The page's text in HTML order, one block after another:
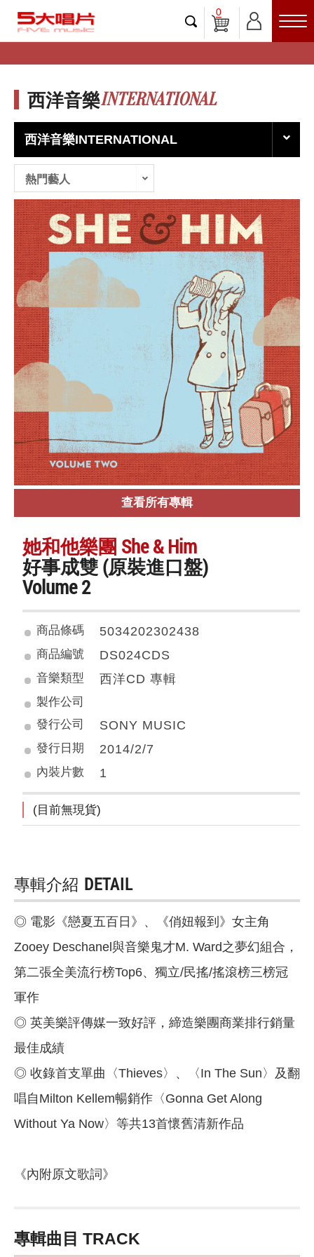
0
西洋音樂INTERNATIONAL
西洋音樂INTERNATIONAL
熱門藝人
查看所有專輯
她和他樂團 She & Him
好事成雙 (原裝進口盤)
Volume 2
商品條碼 5034202302438
商品編號 DS024CDS
音樂類型 西洋CD 專輯
製作公司
發行公司
SONY MUSIC
發行日期 2014/2/7
內裝片數 1
(目前無現貨)
專輯介紹 DETAIL
◎ 電影《戀夏五百日》、《俏妞報到》女主角
Zooey Deschanel與音樂鬼才M. Ward之夢幻組合，
第二張全美流行榜Top6、獨立/民搖/搖滾榜三榜冠
軍作
◎ 英美樂評傳媒一致好評，締造樂團商業排行銷量
最佳成績
◎ 收錄首支單曲〈Thieves〉、〈In The Sun〉及翻
唱自Milton Kellem暢銷作〈Gonna Get Along
Without Ya Now〉等共13首懷舊清新作品
《內附原文歌詞》
專輯曲目 TRACK